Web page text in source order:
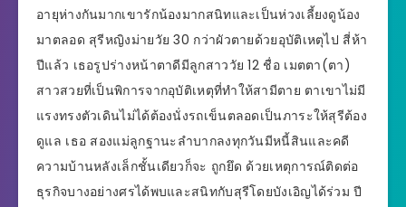
อายุห่างกันมากเขารักน้องมากสนิทและเป็นห่วงเลี้ยงดูน้อง
มาตลอด สุรีหญิงม่ายวัย 30 กว่าผัวตายด้วยอุบัติเหตุไป สี่ห้า
ปีแล้ว เธอรูปร่างหน้าตาดีมีลูกสาววัย 12 ชื่อ เมตตา(ตา)
สาวสวยที่เป็นพิการจากอุบัติเหตุที่ทำให้สามีตาย ตาเขาไม่มี
แรงทรงตัวเดินไม่ได้ต้องนั่งรถเข็นตลอดเป็นภาระให้สุรีต้อง
ดูแล เธอ สองแม่ลูกฐานะลำบากลงทุกวันมีหนี้สินและคดี
ความบ้านหลังเล็กชั้นเดียวก็จะ ถูกยึด ด้วยเหตุการณ์ติดต่อ
ธุรกิจบางอย่างศรได้พบและสนิทกับสุรีโดยบังเอิญได้ร่วม ปี